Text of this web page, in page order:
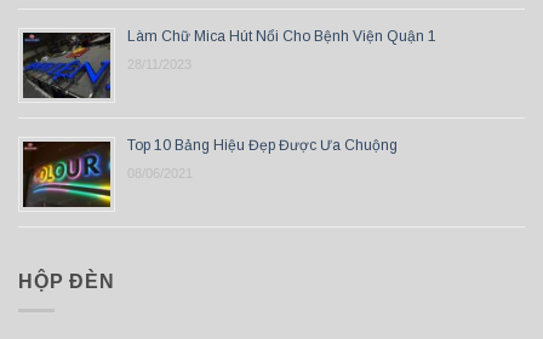
Làm Chữ Mica Hút Nổi Cho Bệnh Viện Quận 1
28/11/2023
Top 10 Bảng Hiệu Đẹp Được Ưa Chuộng
08/06/2021
HỘP ĐÈN